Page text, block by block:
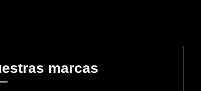
marcas